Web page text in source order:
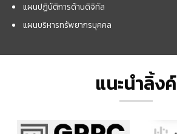
แผนปฏิบัติการด้านดิจิทัล
แผนบริหารทรัพยากรบุคคล
แนะนำลิ้งค์